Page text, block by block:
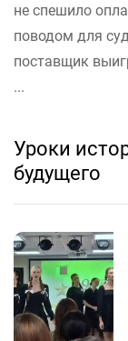
не спешило
поводом для
поставщик
...
Уроки
будущего